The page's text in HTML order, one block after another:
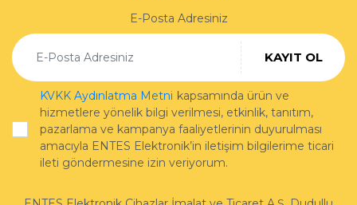
E-Posta Adresiniz
KAYIT OL
KVKK Aydınlatma Metni kapsamında ürün ve
hizmetlere yönelik bilgi verilmesi, etkinlik, tanıtım,
pazarlama ve kampanya faaliyetlerinin duyurulması
amacıyla ENTES Elektronik’in iletişim bilgilerime ticari
ileti göndermesine izin veriyorum.